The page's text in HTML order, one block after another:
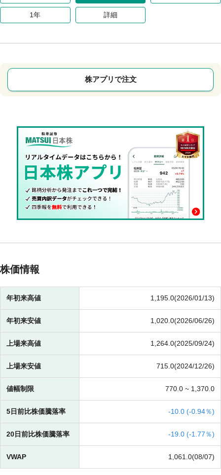
1年 詳細
株アプリで注文
株価情報
年初来高値 1,195.0(2026/01/13)
年初来安値 1,020.0(2026/06/26)
上場来高値 1,264.0(2025/09/24)
上場来安値 715.0(2024/12/26)
値幅制限 770.0 ~ 1,370.0
5日前比株価騰落率 -10.0 (-0.94％)
20日前比株価騰落率 -19.0 (-1.77％)
VWAP 1,061.0(08/07)